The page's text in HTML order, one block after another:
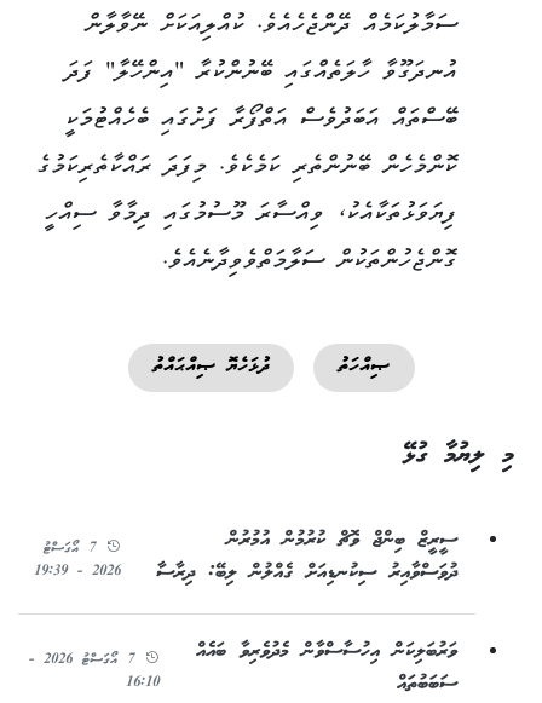
ސަމާލުކަމެއް ދޭންޖެހެއެވެ. ކުއްލިއަކަށް ނޭވާލާން
އުނދަގޫވާ ހާލަތެއްގައި ބޭނުންކުރާ "އިންހޭލާ" ފަދަ
ބޭސްތައް އަބަދުވެސް އަތްފޯރާ ފަށުގައި ބެހެއްޓުމަކީ
ކޮންމެހެން ބޭނުންތެރި ކަމެކެވެ. މިފަދަ ރައްކާތެރިކަމުގެ
ފިޔަވަޅުތަކާއެކު، ވިއްސާރަ މޫސުމުގައި ދިމާވާ ސިއްހީ
ގޮންޖެހުންތަކުން ސަލާމަތްވެވިދާނެއެވެ.
ޞިއްހަތު ދުޅަހެޔޮ ޞިއްޙައްތު
މި ލިޔުމާ ގުޅޭ
ސީރީޒް ބިންޖް ވޮޗް ކުރުމުން އުމުރުން
ދުވަސްވާއިރު ސިކުނޑިއަށް ގެއްލުން ލިބޭ: ދިރާސާ
7 އޯގަސްޓު
2026 - 19:39
ވަރުބަލިކަން އިހުސާސްވާން މެދުވެރިވާ ބައެއް
ސަބަބުތައް
7 އޯގަސްޓު 2026 -
16:10